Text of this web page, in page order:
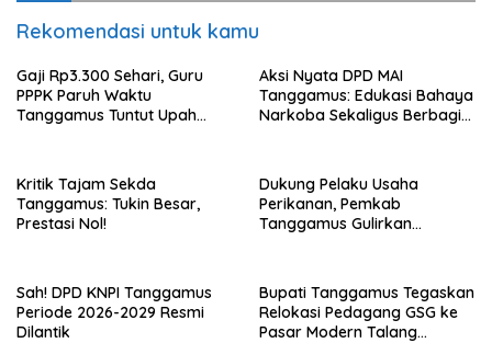
Rekomendasi untuk kamu
Gaji Rp3.300 Sehari, Guru
PPPK Paruh Waktu
Tanggamus Tuntut Upah
Aksi Nyata DPD MAI
Tanggamus: Edukasi Bahaya
Narkoba Sekaligus Berbagi
Kritik Tajam Sekda
Tanggamus: Tukin Besar,
Prestasi Nol!
Dukung Pelaku Usaha
Perikanan, Pemkab
Tanggamus Gulirkan
Sah! DPD KNPI Tanggamus
Periode 2026-2029 Resmi
Dilantik
Bupati Tanggamus Tegaskan
Relokasi Pedagang GSG ke
Pasar Modern Talang